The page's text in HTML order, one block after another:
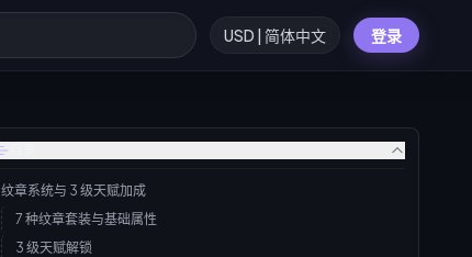
USD | 简体中文 登录
纹章系统与 3 级天赋加成
7 种纹章套装与基础属性
3 级天赋解锁